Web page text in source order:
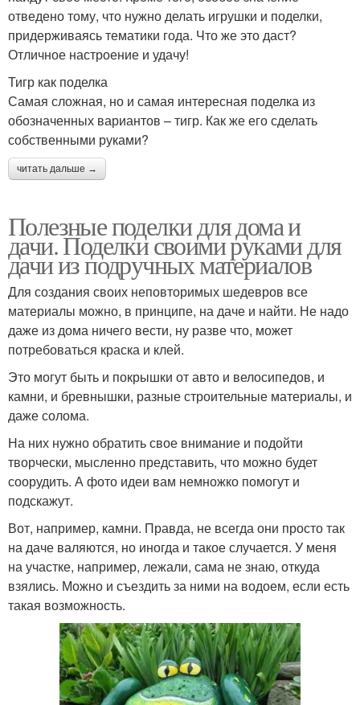
отведено тому, что нужно делать игрушки и поделки,
придерживаясь тематики года. Что же это даст?
Отличное настроение и удачу!
Тигр как поделка
Самая сложная, но и самая интересная поделка из
обозначенных вариантов – тигр. Как же его сделать
собственными руками?
читать дальше →
Полезные поделки для дома и
дачи. Поделки своими руками для
дачи из подручных материалов
Для создания своих неповторимых шедевров все
материалы можно, в принципе, на даче и найти. Не надо
даже из дома ничего вести, ну разве что, может
потребоваться краска и клей.
Это могут быть и покрышки от авто и велосипедов, и
камни, и бревнышки, разные строительные материалы, и
даже солома.
На них нужно обратить свое внимание и подойти
творчески, мысленно представить, что можно будет
соорудить. А фото идеи вам немножко помогут и
подскажут.
Вот, например, камни. Правда, не всегда они просто так
на даче валяются, но иногда и такое случается. У меня
на участке, например, лежали, сама не знаю, откуда
взялись. Можно и съездить за ними на водоем, если есть
такая возможность.